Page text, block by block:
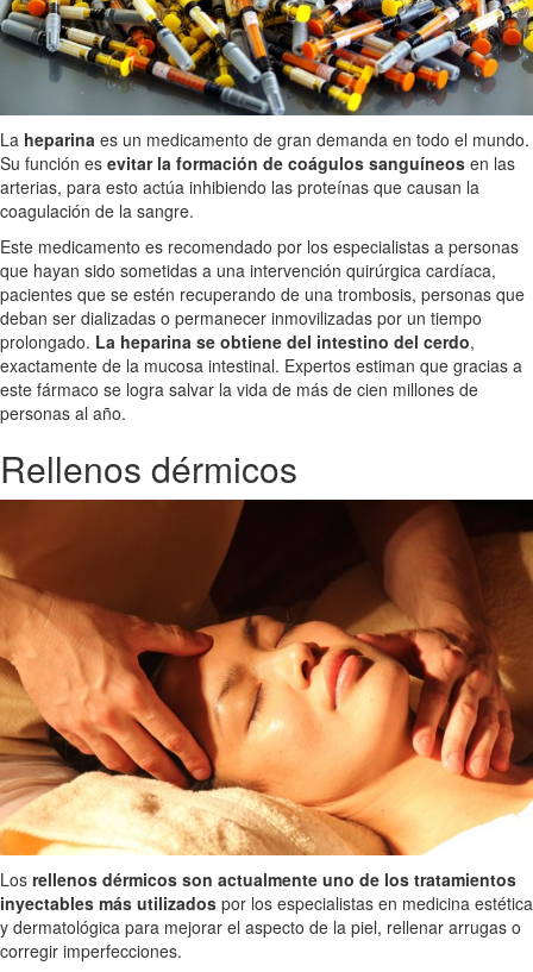
La heparina es un medicamento de gran demanda en todo el mundo.
Su función es evitar la formación de coágulos sanguíneos en las
arterias, para esto actúa inhibiendo las proteínas que causan la
coagulación de la sangre.
Este medicamento es recomendado por los especialistas a personas
que hayan sido sometidas a una intervención quirúrgica cardíaca,
pacientes que se estén recuperando de una trombosis, personas que
deban ser dializadas o permanecer inmovilizadas por un tiempo
prolongado. La heparina se obtiene del intestino del cerdo,
exactamente de la mucosa intestinal. Expertos estiman que gracias a
este fármaco se logra salvar la vida de más de cien millones de
personas al año.
Rellenos dérmicos
Los rellenos dérmicos son actualmente uno de los tratamientos
inyectables más utilizados por los especialistas en medicina estética
y dermatológica para mejorar el aspecto de la piel, rellenar arrugas o
corregir imperfecciones.